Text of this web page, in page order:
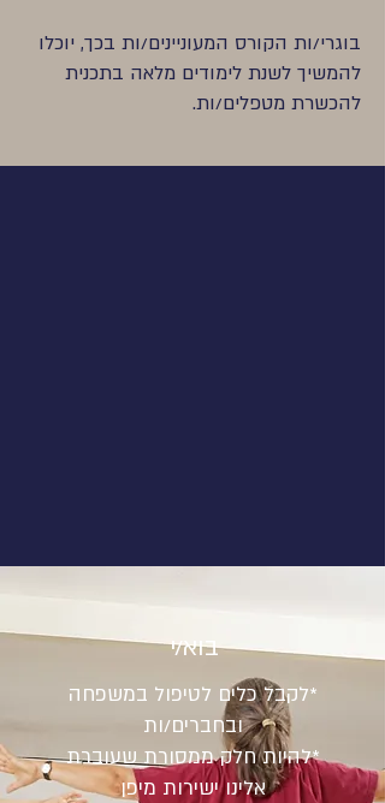
בוגרי/ות הקורס המעוניינים/ות בכך, יוכלו
להמשיך לשנת לימודים מלאה בתכנית
להכשרת מטפלים/ות.
בוא/י
*לקבל כלים לטיפול במשפחה
ובחברים/ות
*להיות חלק ממסורת שעוברת
אלינו ישירות מיפן